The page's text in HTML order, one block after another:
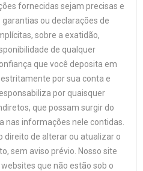
fornecidas sejam precisas e
ou declarações de
sobre a exatidão,
de qualquer
que você deposita em
por sua conta e
por quaisquer
que possam surgir do
nas informações nele contidas.
direito de alterar ou atualizar o
sem aviso prévio. Nosso site
que não estão sob o